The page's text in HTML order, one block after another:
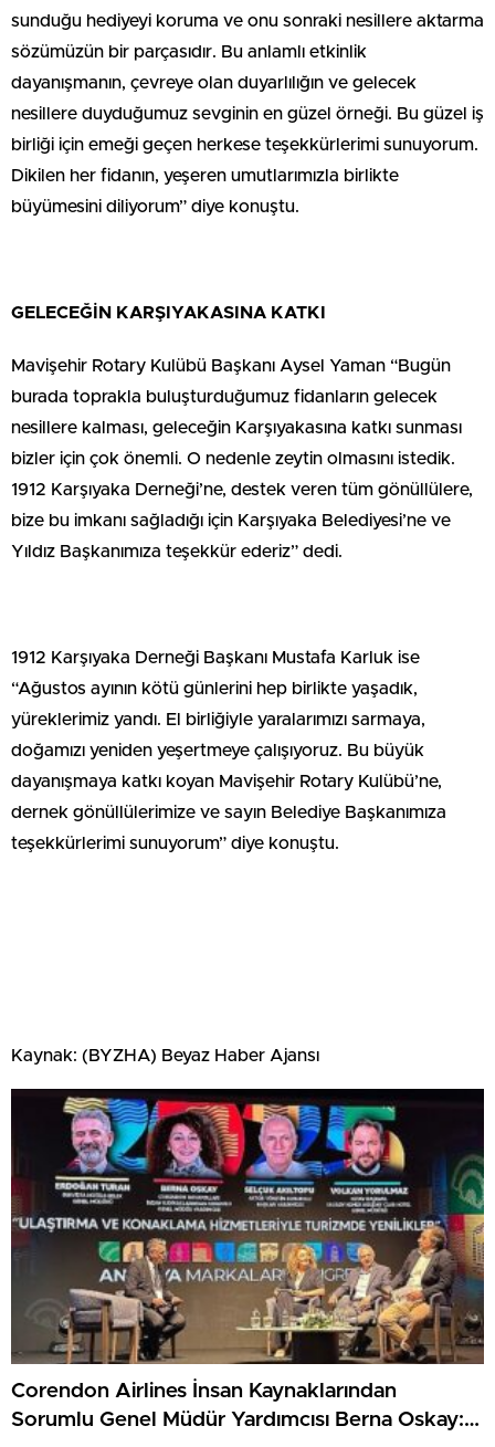
sunduğu hediyeyi koruma ve onu sonraki nesillere aktarma
sözümüzün bir parçasıdır. Bu anlamlı etkinlik
dayanışmanın, çevreye olan duyarlılığın ve gelecek
nesillere duyduğumuz sevginin en güzel örneği. Bu güzel iş
birliği için emeği geçen herkese teşekkürlerimi sunuyorum.
Dikilen her fidanın, yeşeren umutlarımızla birlikte
büyümesini diliyorum” diye konuştu.
GELECEĞİN KARŞIYAKASINA KATKI
Mavişehir Rotary Kulübü Başkanı Aysel Yaman “Bugün
burada toprakla buluşturduğumuz fidanların gelecek
nesillere kalması, geleceğin Karşıyakasına katkı sunması
bizler için çok önemli. O nedenle zeytin olmasını istedik.
1912 Karşıyaka Derneği’ne, destek veren tüm gönüllülere,
bize bu imkanı sağladığı için Karşıyaka Belediyesi’ne ve
Yıldız Başkanımıza teşekkür ederiz” dedi.
1912 Karşıyaka Derneği Başkanı Mustafa Karluk ise
“Ağustos ayının kötü günlerini hep birlikte yaşadık,
yüreklerimiz yandı. El birliğiyle yaralarımızı sarmaya,
doğamızı yeniden yeşertmeye çalışıyoruz. Bu büyük
dayanışmaya katkı koyan Mavişehir Rotary Kulübü’ne,
dernek gönüllülerimize ve sayın Belediye Başkanımıza
teşekkürlerimi sunuyorum” diye konuştu.
Kaynak: (BYZHA) Beyaz Haber Ajansı
Corendon Airlines İnsan Kaynaklarından
Sorumlu Genel Müdür Yardımcısı Berna Oskay: